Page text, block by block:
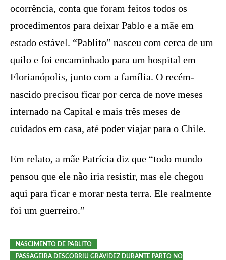
ocorrência, conta que foram feitos todos os
procedimentos para deixar Pablo e a mãe em
estado estável. “Pablito” nasceu com cerca de um
quilo e foi encaminhado para um hospital em
Florianópolis, junto com a família. O recém-
nascido precisou ficar por cerca de nove meses
internado na Capital e mais três meses de
cuidados em casa, até poder viajar para o Chile.
Em relato, a mãe Patrícia diz que “todo mundo
pensou que ele não iria resistir, mas ele chegou
aqui para ficar e morar nesta terra. Ele realmente
foi um guerreiro.”
NASCIMENTO DE PABLITO
PASSAGEIRA DESCOBRIU GRAVIDEZ DURANTE PARTO NO